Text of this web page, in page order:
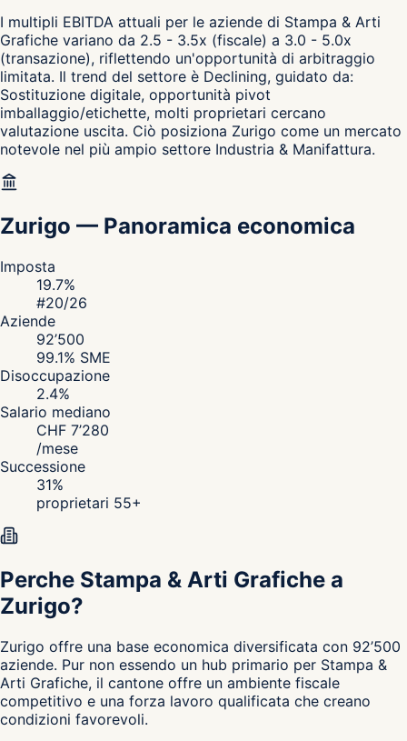
I multipli EBITDA attuali per le aziende di Stampa & Arti
Grafiche variano da 2.5 - 3.5x (fiscale) a 3.0 - 5.0x
(transazione), riflettendo un'opportunità di arbitraggio
limitata. Il trend del settore è Declining, guidato da:
Sostituzione digitale, opportunità pivot
imballaggio/etichette, molti proprietari cercano
valutazione uscita. Ciò posiziona Zurigo come un mercato
notevole nel più ampio settore Industria & Manifattura.
Zurigo — Panoramica economica
Imposta
19.7%
#20/26
Aziende
92’500
99.1% SME
Disoccupazione
2.4%
Salario mediano
CHF 7’280
/mese
Successione
31%
proprietari 55+
Perche Stampa & Arti Grafiche a
Zurigo?
Zurigo offre una base economica diversificata con 92’500
aziende. Pur non essendo un hub primario per Stampa &
Arti Grafiche, il cantone offre un ambiente fiscale
competitivo e una forza lavoro qualificata che creano
condizioni favorevoli.